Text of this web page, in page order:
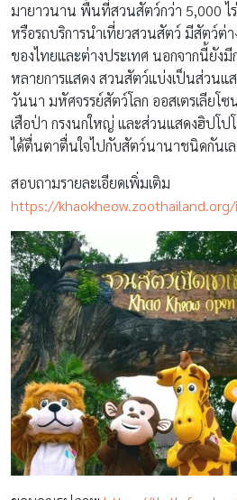
มายาวนาน พื้นที่สวนสัตว์กว่า 5,000 ไ
หรือรถบริการนำเที่ยวสวนสัตว์ มีสัตว์ต่
ของไทยและต่างประเทศ นอกจากนี้ยัง
หลายการแสดง สวนสัตว์แบ่งเป็นส่วนแ
วันนา มหัศจรรย์สัตว์โลก ออสเตรเลียโ
เสือป่า กรงนกใหญ่ และส่วนแสดงฮิปโป
ได้ตื่นตาตื่นใจไปกับสัตว์นานาชนิดกันเล
สอบถามรายละเอียดเพิ่มเติม
https://